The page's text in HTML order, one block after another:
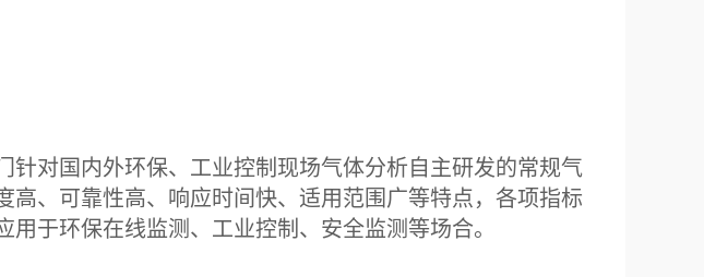
针对国内外环保、工业控制现场气体分析自主研发的常规气
高、可靠性高、响应时间快、适用范围广等特点，各项指标
于环保在线监测、工业控制、安全监测等场合。